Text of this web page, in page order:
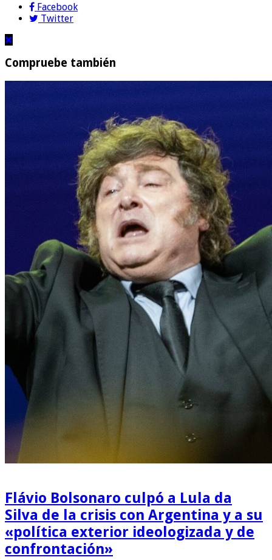
Facebook
Twitter
Compruebe también
Flávio Bolsonaro culpó a Lula da
Silva de la crisis con Argentina y a su
«política exterior ideologizada y de
confrontación»